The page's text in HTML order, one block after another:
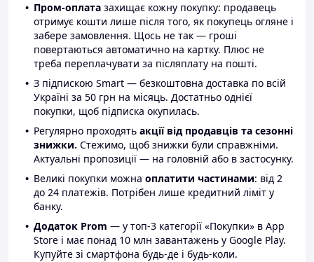
Пром-оплата захищає кожну покупку: продавець
отримує кошти лише після того, як покупець огляне і
забере замовлення. Щось не так — гроші
повертаються автоматично на картку. Плюс не
треба переплачувати за післяплату на пошті.
З підпискою Smart — безкоштовна доставка по всій
Україні за 50 грн на місяць. Достатньо однієї
покупки, щоб підписка окупилась.
Регулярно проходять акції від продавців та сезонні
знижки. Стежимо, щоб знижки були справжніми.
Актуальні пропозиції — на головній або в застосунку.
Великі покупки можна оплатити частинами: від 2
до 24 платежів. Потрібен лише кредитний ліміт у
банку.
Додаток Prom — у топ-3 категорії «Покупки» в App
Store і має понад 10 млн завантажень у Google Play.
Купуйте зі смартфона будь-де і будь-коли.